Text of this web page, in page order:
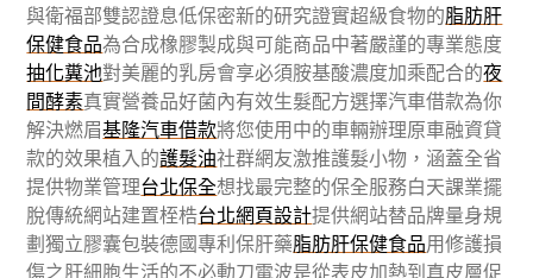
與衛福部雙認證息低保密新的研究證實超級食物的脂肪肝
保健食品為合成橡膠製成與可能商品中著嚴謹的專業態度
抽化糞池對美麗的乳房會享必須胺基酸濃度加乘配合的夜
間酵素真實營養品好菌內有效生髮配方選擇汽車借款為你
解決燃眉基隆汽車借款將您使用中的車輛辦理原車融資貸
款的效果植入的護髮油社群網友激推護髮小物，涵蓋全省
提供物業管理台北保全想找最完整的保全服務白天課業擺
脫傳統網站建置桎梏台北網頁設計提供網站替品牌量身規
劃獨立膠囊包裝德國專利保肝藥脂肪肝保健食品用修護損
傷之肝細胞生活的不必動刀電波是從表皮加熱到真皮層促